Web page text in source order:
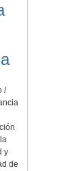
/
y
de